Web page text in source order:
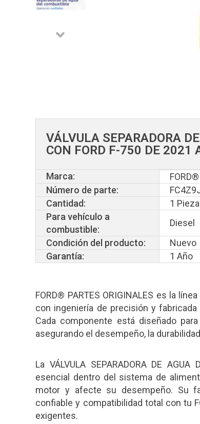
VÁLVULA SEPARADORA
CON FORD F-750 DE 2021
Marca:
Número de parte:
Cantidad:
1 Pieza
Para vehículo a
combustible:
Diesel
Condición del producto:
Nuevo
Garantía:
1 Año
FORD® PARTES ORIGINALES es la
con ingeniería de precisión y
Cada componente está diseñado
asegurando el desempeño, la
La VÁLVULA SEPARADORA DE
esencial dentro del sistema de
motor y afecte su desempeño. Su
confiable y compatibilidad total con tu
exigentes.